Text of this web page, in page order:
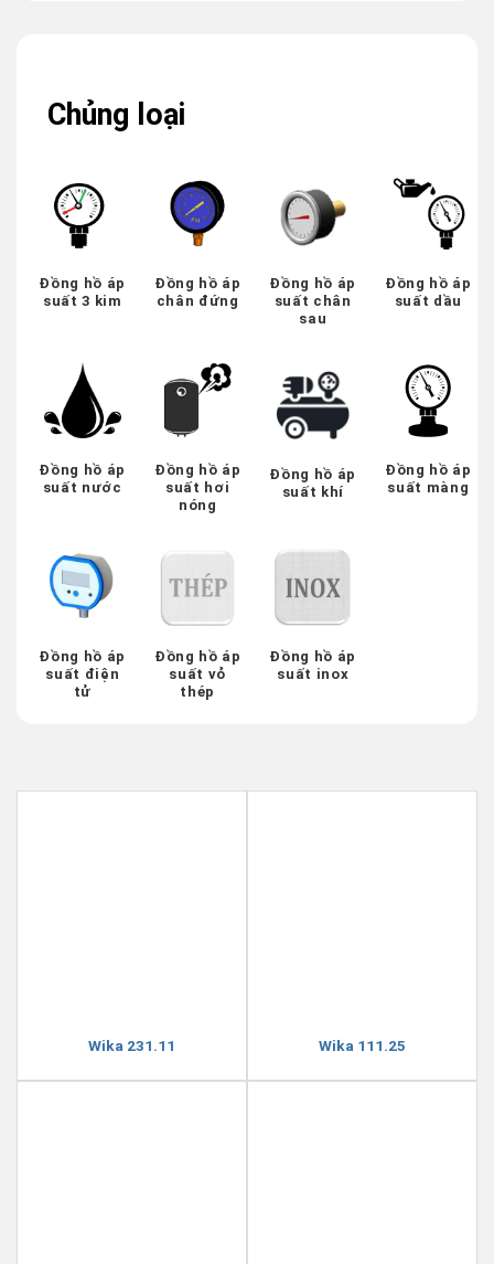
Chủng loại
Đồng hồ áp
suất 3 kim
Đồng hồ áp
chân đứng
Đồng hồ áp
suất chân
sau
Đồng hồ áp
suất dầu
Đồng hồ áp
suất nước
Đồng hồ áp
suất hơi
nóng
Đồng hồ áp
suất khí
Đồng hồ áp
suất màng
Đồng hồ áp
suất điện
tử
Đồng hồ áp
suất vỏ
thép
Đồng hồ áp
suất inox
Wika 231.11 Wika 111.25